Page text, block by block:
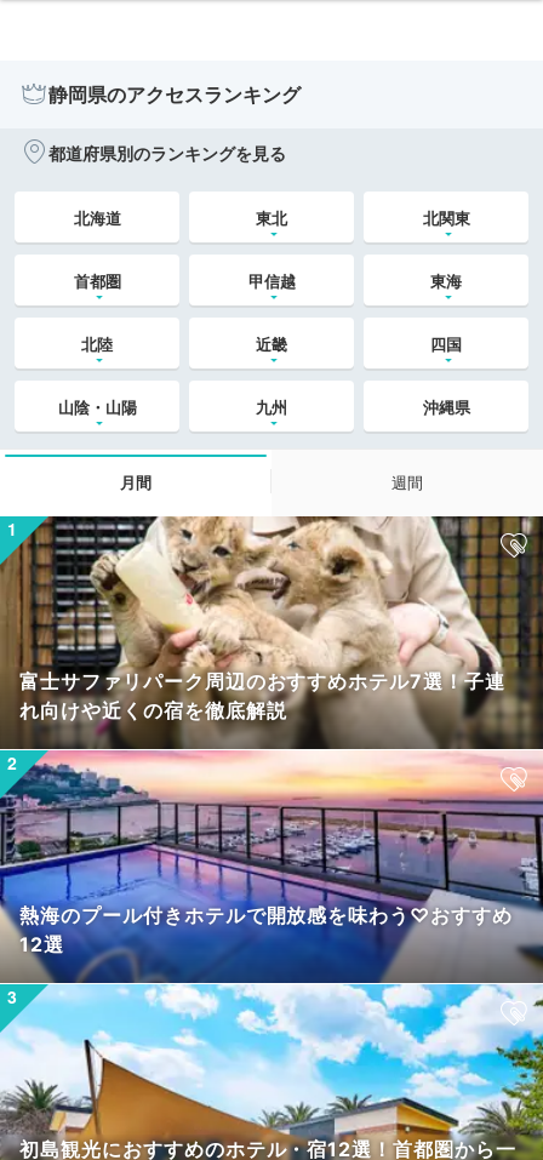
静岡県のアクセスランキング
都道府県別のランキングを見る
北海道 東北 北関東
首都圏 甲信越 東海
北陸 近畿 四国
山陰・山陽 九州 沖縄県
月間 週間
富士サファリパーク周辺のおすすめホテル7選！子連
れ向けや近くの宿を徹底解説
熱海のプール付きホテルで開放感を味わう♡おすすめ
12選
初島観光におすすめのホテル・宿12選！首都圏から一